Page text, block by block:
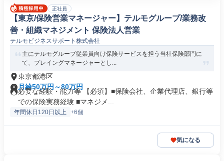
正社員
【東京/保険営業マネージャー】テルモグループ/業務改
善・組織マネジメント 保険法人営業
テルモビジネスサポート株式会社
主にテルモグループ従業員向け保険サービスを担う当社保険部門に
て、プレイングマネージャーとし...
東京都港区
月給50万円～80万円
必要な経験・能力等 【必須】■保険会社、企業代理店、銀行等
での保険実務経験 ■マネジメ...
年間休日120日以上 +6個
気になる